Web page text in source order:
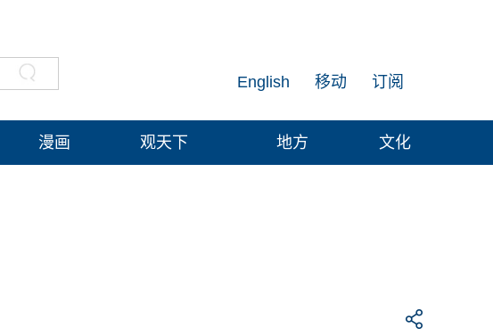
订阅
移动
English
漫画 观天下 地方 文化